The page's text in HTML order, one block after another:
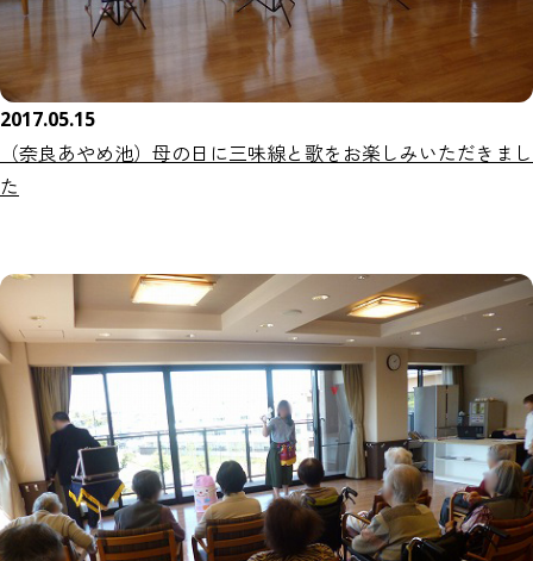
2017.05.15
（奈良あやめ池）母の日に三味線と歌をお楽しみいただきまし
た